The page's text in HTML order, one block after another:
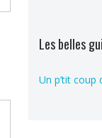
Les belles
Un p’tit coup